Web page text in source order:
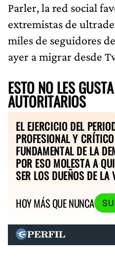
Parler, la red social
extremistas de
miles de seguidores
ayer a migrar desde
ESTO NO LES
AUTORITARIOS
EL EJERCICIO DEL
PROFESIONAL Y
FUNDAMENTAL DE LA
POR ESO MOLESTA A
SER LOS DUEÑOS DE LA
HOY MÁS QUE NUNCA